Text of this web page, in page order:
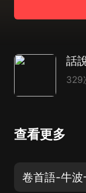
329
查看更多
卷首語-牛